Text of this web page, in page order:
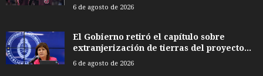
6 de agosto de 2026
El Gobierno retiró el capítulo sobre
extranjerización de tierras del proyecto...
6 de agosto de 2026